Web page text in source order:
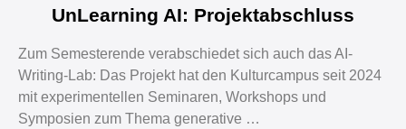
UnLearning AI: Projektabschluss
Zum Semesterende verabschiedet sich auch das AI-
Writing-Lab: Das Projekt hat den Kulturcampus seit 2024
mit experimentellen Seminaren, Workshops und
Symposien zum Thema generative …